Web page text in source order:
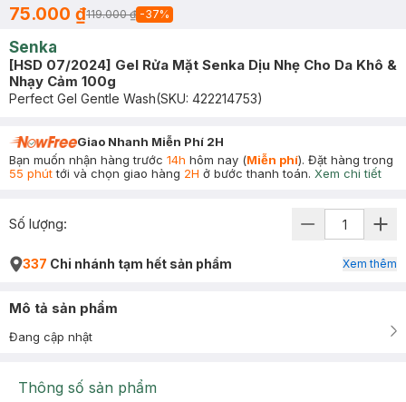
75.000 ₫119.000 ₫ -37%
Senka
[HSD 07/2024] Gel Rửa Mặt Senka Dịu Nhẹ Cho Da Khô &
Nhạy Cảm 100g
Perfect Gel Gentle Wash(SKU: 422214753)
Giao Nhanh Miễn Phí 2H
Bạn muốn nhận hàng trước 14h hôm nay (Miễn phí). Đặt hàng trong
55 phúttới và chọn giao hàng 2H ở bước thanh toán. Xem chi tiết
Số lượng:
337 Chi nhánh tạm hết sản phẩm Xem thêm
Mô tả sản phẩm
Đang cập nhật
Thông số sản phẩm